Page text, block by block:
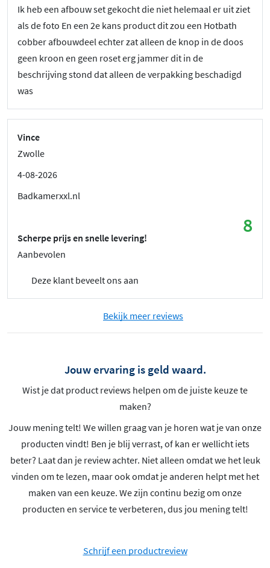
Ik heb een afbouw set gekocht die niet helemaal er uit ziet
als de foto En een 2e kans product dit zou een Hotbath
cobber afbouwdeel echter zat alleen de knop in de doos
geen kroon en geen roset erg jammer dit in de
beschrijving stond dat alleen de verpakking beschadigd
was
Vince
Zwolle
4-08-2026
Badkamerxxl.nl
8
Scherpe prijs en snelle levering!
Aanbevolen
Deze klant beveelt ons aan
Bekijk meer reviews
Jouw ervaring is geld waard.
Wist je dat product reviews helpen om de juiste keuze te
maken?
Jouw mening telt! We willen graag van je horen wat je van onze
producten vindt! Ben je blij verrast, of kan er wellicht iets
beter? Laat dan je review achter. Niet alleen omdat we het leuk
vinden om te lezen, maar ook omdat je anderen helpt met het
maken van een keuze. We zijn continu bezig om onze
producten en service te verbeteren, dus jou mening telt!
Schrijf een productreview